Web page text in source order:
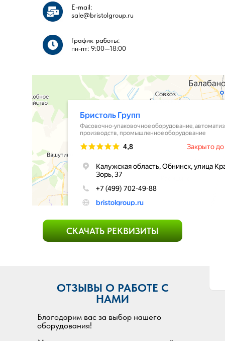
E-mail:
sale@bristolgroup.ru
График работы:
пн-пт: 9:00—18:00​​
СКАЧАТЬ РЕКВИЗИТЫ
Благодарим вас за выбор нашего
оборудования!
ОТЗЫВЫ О РАБОТЕ С
НАМИ